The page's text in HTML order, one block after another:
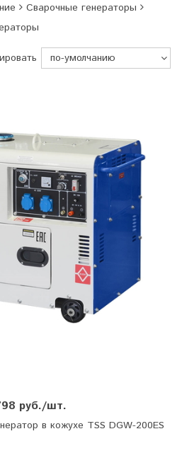
Сварочные генераторы
руб./шт.
в кожухе TSS DGW-200ES